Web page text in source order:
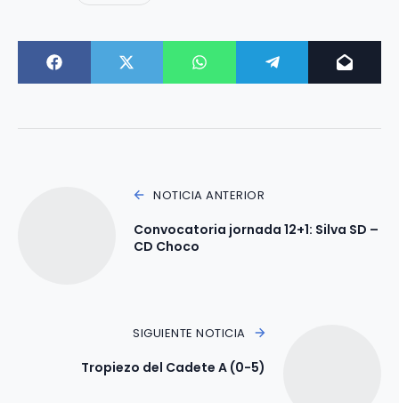
NOTICIA ANTERIOR
Convocatoria jornada 12+1: Silva SD –
CD Choco
SIGUIENTE NOTICIA
Tropiezo del Cadete A (0-5)